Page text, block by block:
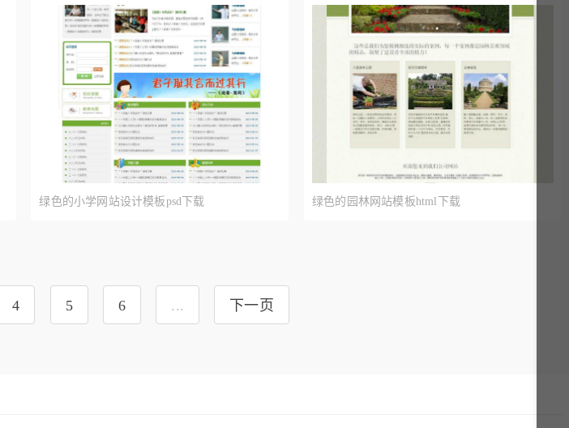
绿色的小学网站设计模板psd下载 绿色的园林网站模板html下载
4 5 6 ... 下一页